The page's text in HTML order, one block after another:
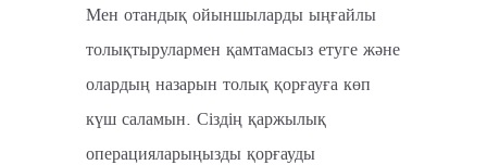
Мен отандық ойыншыларды ыңғайлы
толықтырулармен қамтамасыз етуге және
олардың назарын толық қорғауға көп
күш саламын. Сіздің қаржылық
операцияларыңызды қорғауды